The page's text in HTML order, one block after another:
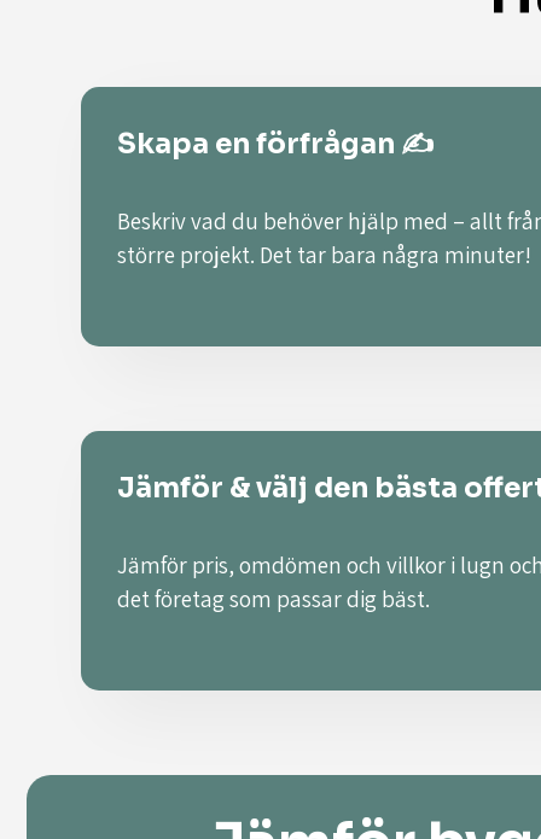
Skapa en förfrågan ✍️
Beskriv vad du behöver hjälp med – allt
större projekt. Det tar bara några minuter!
Jämför & välj den bästa
Jämför pris, omdömen och villkor i lugn
det företag som passar dig bäst.